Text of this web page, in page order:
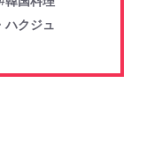
ハクジュ